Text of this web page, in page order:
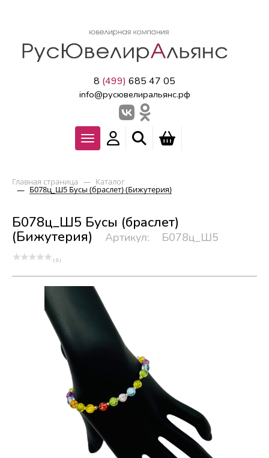
8 (499) 685 47 05
info@русювелиральянс.рф
Главная страница — Каталог
— Б078ц_Ш5 Бусы (браслет) (Бижутерия)
Б078ц_Ш5 Бусы (браслет)
(Бижутерия)
Артикул: Б078ц_Ш5
( 0 )